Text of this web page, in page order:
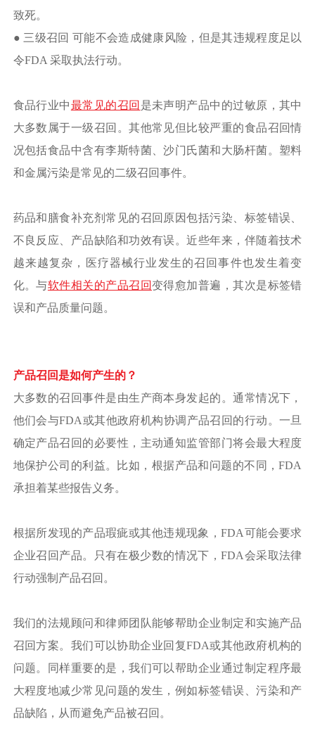
致死。
● 三级召回 可能不会造成健康风险，但是其违规程度足以
令FDA 采取执法行动。
食品行业中最常见的召回 是未声明产品中的过敏原，其中
大多数属于一级召回。其他常见但比较严重的食品召回情
况包括食品中含有李斯特菌、沙门氏菌和大肠杆菌。塑料
和金属污染是常见的二级召回事件。
药品和膳食补充剂常见的召回原因包括污染、标签错误、
不良反应、产品缺陷和功效有误。近些年来，伴随着技术
越来越复杂，医疗器械行业发生的召回事件也发生着变
化。与软件相关的产品召回变得愈加普遍，其次是标签错
误和产品质量问题。
产品召回是如何产生的？
大多数的召回事件是由生产商本身发起的。通常情况下，
他们会与FDA或其他政府机构协调产品召回的行动。一旦
确定产品召回的必要性，主动通知监管部门将会最大程度
地保护公司的利益。比如，根据产品和问题的不同，FDA
承担着某些报告义务。
根据所发现的产品瑕疵或其他违规现象，FDA可能会要求
企业召回产品。只有在极少数的情况下，FDA会采取法律
行动强制产品召回。
我们的法规顾问和律师团队能够帮助企业制定和实施产品
召回方案。我们可以协助企业回复FDA或其他政府机构的
问题。同样重要的是，我们可以帮助企业通过制定程序最
大程度地减少常见问题的发生，例如标签错误、污染和产
品缺陷，从而避免产品被召回。